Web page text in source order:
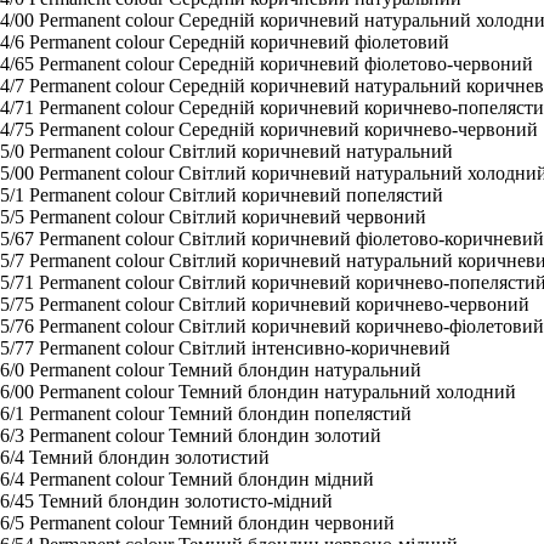
4/00 Permanent colour Середній коричневий натуральний
4/6 Permanent colour Середній коричневий фіолетовий
4/65 Permanent colour Середній коричневий фіолетово-червоний
4/7 Permanent colour Середній коричневий натуральний
4/71 Permanent colour Середній коричневий коричнево-
4/75 Permanent colour Середній коричневий коричнево-червоний
5/0 Permanent colour Світлий коричневий натуральний
5/00 Permanent colour Світлий коричневий натуральний
5/1 Permanent colour Світлий коричневий попелястий
5/5 Permanent colour Світлий коричневий червоний
5/67 Permanent colour Світлий коричневий фіолетово-коричневий
5/7 Permanent colour Світлий коричневий натуральний
5/71 Permanent colour Світлий коричневий коричнево-попелястий
5/75 Permanent colour Світлий коричневий коричнево-червоний
5/76 Permanent colour Світлий коричневий коричнево-фіолетовий
5/77 Permanent colour Світлий інтенсивно-коричневий
6/0 Permanent colour Темний блондин натуральний
6/00 Permanent colour Темний блондин натуральний холодний
6/1 Permanent colour Темний блондин попелястий
6/3 Permanent colour Темний блондин золотий
6/4 Темний блондин золотистий
6/4 Permanent colour Темний блондин мідний
6/45 Темний блондин золотисто-мідний
6/5 Permanent colour Темний блондин червоний